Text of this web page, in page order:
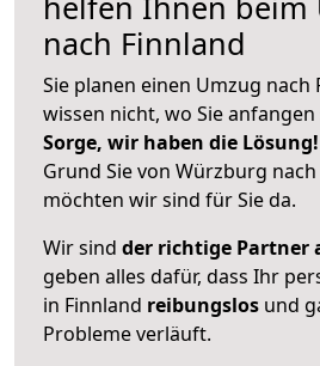
nach Finnland
Sie planen einen Umzug nach
wissen nicht, wo Sie anfangen
Sorge, wir haben die Lösung!
Grund Sie von Würzburg
möchten wir sind für Sie da.
Wir sind der richtige Partner
geben alles dafür, dass Ihr
in Finnland reibungslos und
Probleme verläuft.